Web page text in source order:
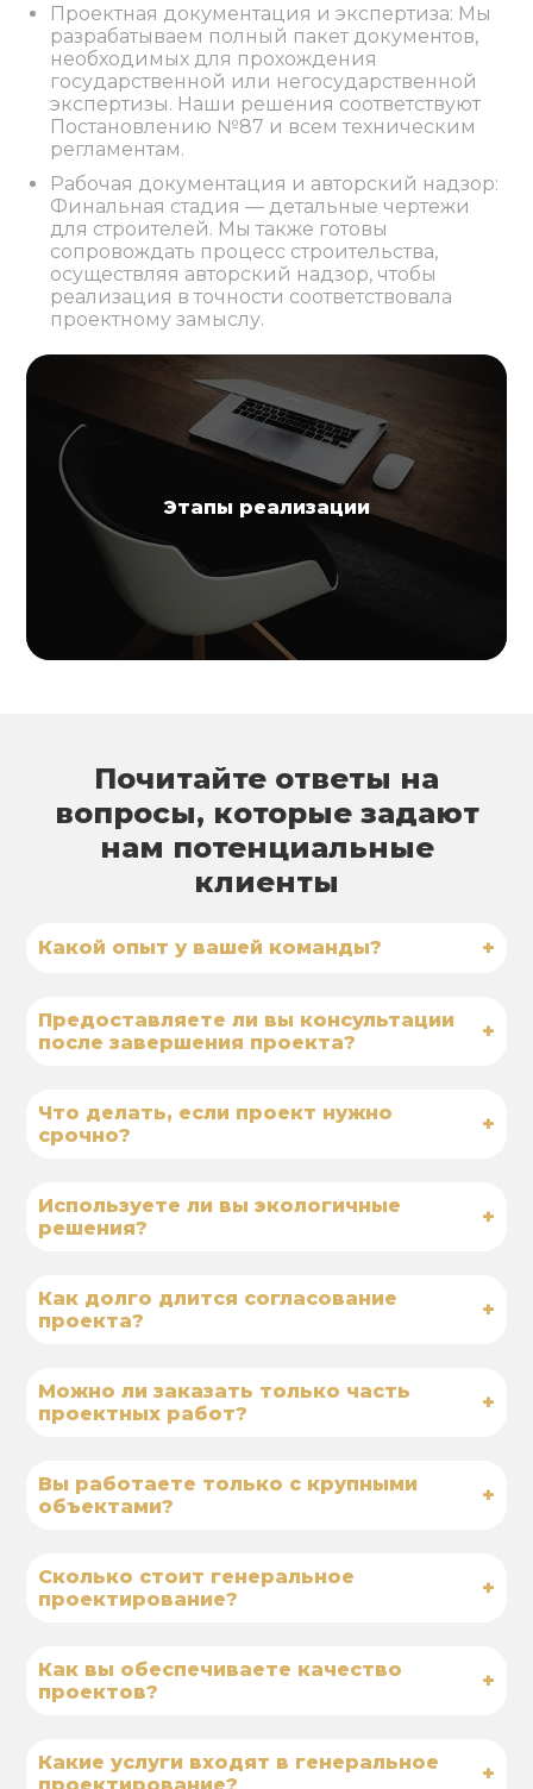
Этапы реализации
Проектная документация и экспертиза: Мы
разрабатываем полный пакет документов,
необходимых для прохождения
государственной или негосударственной
экспертизы. Наши решения соответствуют
Постановлению №87 и всем техническим
регламентам.
Рабочая документация и авторский надзор:
Финальная стадия — детальные чертежи
для строителей. Мы также готовы
сопровождать процесс строительства,
осуществляя авторский надзор, чтобы
реализация в точности соответствовала
проектному замыслу.
Почитайте ответы на
вопросы, которые задают
нам потенциальные
клиенты
Какой опыт у вашей команды? +
Предоставляете ли вы консультации
после завершения проекта?
+
Что делать, если проект нужно
срочно?
+
Используете ли вы экологичные
решения?
+
Как долго длится согласование
проекта?
+
Можно ли заказать только часть
проектных работ?
+
Вы работаете только с крупными
объектами?
+
Сколько стоит генеральное
проектирование?
+
Как вы обеспечиваете качество
проектов?
+
Какие услуги входят в генеральное
проектирование?
+